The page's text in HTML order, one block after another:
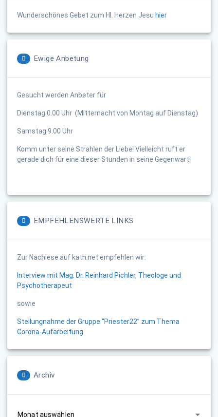
Wunderschönes Gebet zum Hl. Herzen Jesu hier
Ewige Anbetung
Gesucht werden Anbeter für
Dienstag 0.00 Uhr (Mitternacht von Montag auf Dienstag)
Samstag 9.00 Uhr
Komm unter seine Strahlen der Liebe! Vielleicht ruft er
gerade dich für eine dieser Stunden in seine Gegenwart!
EMPFEHLENSWERTE LINKS
Zur Nachlese auf kath.net empfehlen wir:
Interview mit Mag. Dr. Reinhard Pichler, Theologe und
Psychotherapeut
sowie
Stellungnahme der Gruppe “Priester22” zum Thema
Corona-Aufarbeitung
Archiv